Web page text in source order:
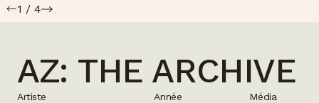
1 / 4
AZ: THE ARCHIVE
Artiste
Année
Média